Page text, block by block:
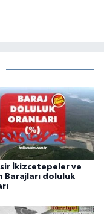
İkizcetepeler ve
Barajları doluluk